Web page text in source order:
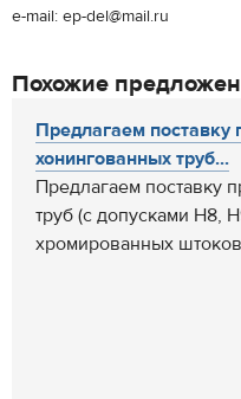
e-mail: ep-del@mail.ru
Похожие
Предлагаем поставку
хонингованных труб...
Предлагаем поставку
труб (с допусками H8,
хромированных